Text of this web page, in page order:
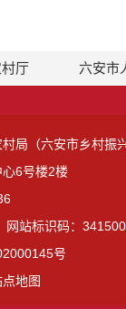
厅 六安市
局（六安市乡村振兴
6号楼2楼
网站标识码：
号
地图